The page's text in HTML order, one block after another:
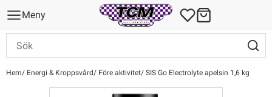
Meny
Hem Energi & Kroppsvård Före aktivitet SIS Go Electrolyte apelsin 1,6 kg